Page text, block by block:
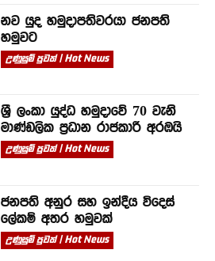
නව යුද හමුදාපතිවරයා ජනපති
හමුවට
උණුසුම් පුවත් | Hot News
ශ්‍රී ලංකා යුද්ධ හමුදාවේ 70 වැනි
මාණ්ඩලික ප්‍රධාන රාජකාරී අරඹයි
උණුසුම් පුවත් | Hot News
ජනපති අනුර සහ ඉන්දීය විදෙස්
ලේකම් අතර හමුවක්
උණුසුම් පුවත් | Hot News